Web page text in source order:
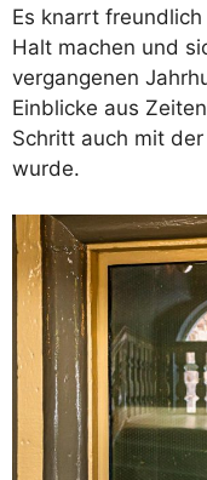
Es knarrt
Halt machen und
vergangenen
Einblicke aus
Schritt auch mit
wurde.